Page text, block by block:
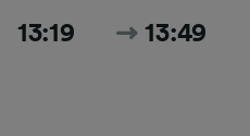
13:19 13:49